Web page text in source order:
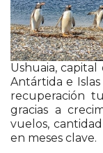
Ushuaia,
Antártida e
recuperación
gracias a
vuelos,
en meses clave.